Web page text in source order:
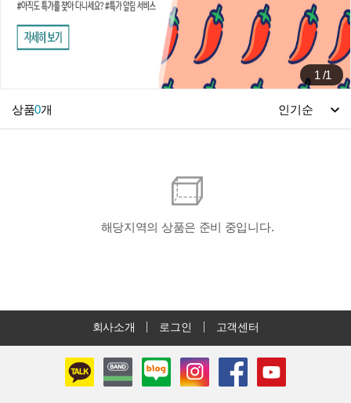
1 /1
상품0개
해당지역의 상품은 준비 중입니다.
회사소개 로그인 고객센터